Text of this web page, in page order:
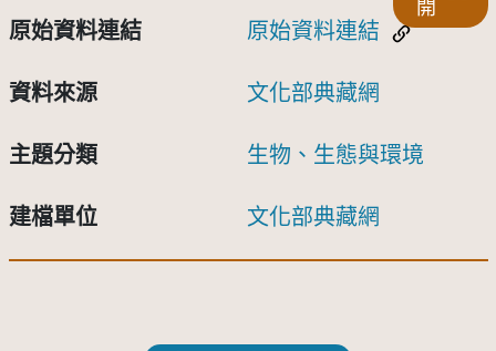
開
原始資料連結 原始資料連結
資料來源 文化部典藏網
主題分類 生物、生態與環境
建檔單位 文化部典藏網